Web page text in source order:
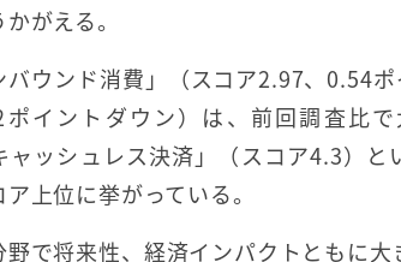
がえる。
バウンド消費」（スコア2.97、0.54
イントダウン）は、前回調査比
ャッシュレス決済」（スコア4.3）
上位に挙がっている。
野で将来性、経済インパクトともに